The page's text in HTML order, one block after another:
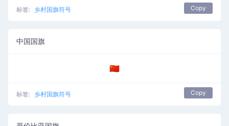
标签: 乡村国旗符号 Copy
中国国旗
🇨🇳
标签: 乡村国旗符号 Copy